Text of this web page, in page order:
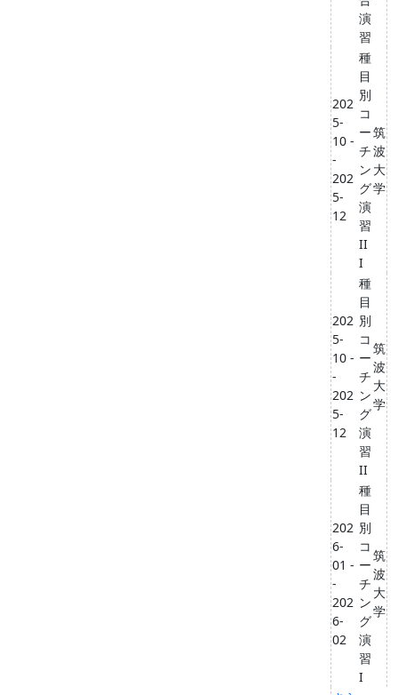
演
習
202
5-
10 -
-
202
5-
12
種
目
別
コ
ー
チ
ン
グ
演
習
II
I
筑
波
大
学
202
5-
10 -
-
202
5-
12
種
目
別
コ
ー
チ
ン
グ
演
習
II
筑
波
大
学
202
6-
01 -
-
202
6-
02
種
目
別
コ
ー
チ
ン
グ
演
習
I
筑
波
大
学